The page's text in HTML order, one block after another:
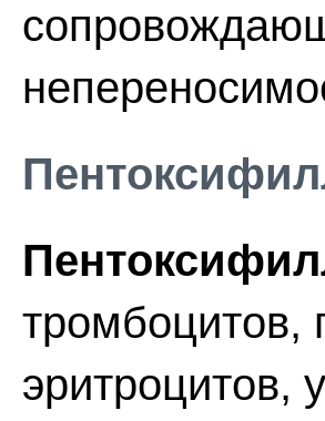
эритроцитов,